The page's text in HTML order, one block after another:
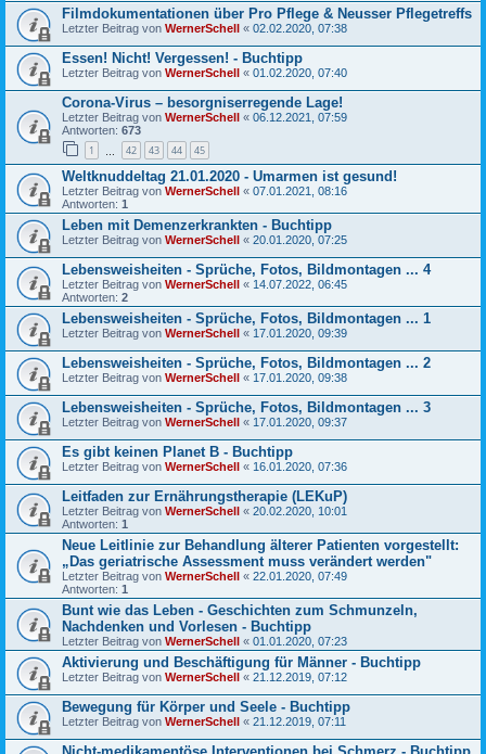
Filmdokumentationen über Pro Pflege & Neusser Pflegetreffs
Letzter Beitrag von WernerSchell « 02.02.2020, 07:38
Essen! Nicht! Vergessen! - Buchtipp
Letzter Beitrag von WernerSchell « 01.02.2020, 07:40
Corona-Virus – besorgniserregende Lage!
Letzter Beitrag von WernerSchell « 06.12.2021, 07:59
Antworten: 673
1 42 43 44 45
Weltknuddeltag 21.01.2020 - Umarmen ist gesund!
Letzter Beitrag von WernerSchell « 07.01.2021, 08:16
Antworten: 1
Leben mit Demenzerkrankten - Buchtipp
Letzter Beitrag von WernerSchell « 20.01.2020, 07:25
Lebensweisheiten - Sprüche, Fotos, Bildmontagen ... 4
Letzter Beitrag von WernerSchell « 14.07.2022, 06:45
Antworten: 2
Lebensweisheiten - Sprüche, Fotos, Bildmontagen ... 1
Letzter Beitrag von WernerSchell « 17.01.2020, 09:39
Lebensweisheiten - Sprüche, Fotos, Bildmontagen ... 2
Letzter Beitrag von WernerSchell « 17.01.2020, 09:38
Lebensweisheiten - Sprüche, Fotos, Bildmontagen ... 3
Letzter Beitrag von WernerSchell « 17.01.2020, 09:37
Es gibt keinen Planet B - Buchtipp
Letzter Beitrag von WernerSchell « 16.01.2020, 07:36
Leitfaden zur Ernährungstherapie (LEKuP)
Letzter Beitrag von WernerSchell « 20.02.2020, 10:01
Antworten: 1
Neue Leitlinie zur Behandlung älterer Patienten vorgestellt:
„Das geriatrische Assessment muss verändert werden"
Letzter Beitrag von WernerSchell « 22.01.2020, 07:49
Antworten: 1
Bunt wie das Leben - Geschichten zum Schmunzeln,
Nachdenken und Vorlesen - Buchtipp
Letzter Beitrag von WernerSchell « 01.01.2020, 07:23
Aktivierung und Beschäftigung für Männer - Buchtipp
Letzter Beitrag von WernerSchell « 21.12.2019, 07:12
Bewegung für Körper und Seele - Buchtipp
Letzter Beitrag von WernerSchell « 21.12.2019, 07:11